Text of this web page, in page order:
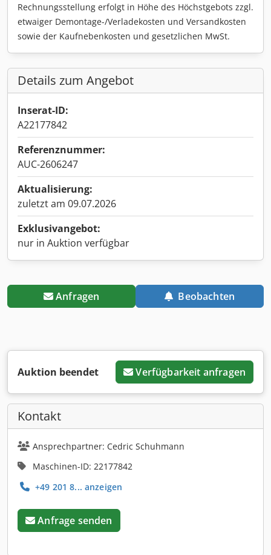
Rechnungsstellung erfolgt in Höhe des Höchstgebots zzgl.
etwaiger Demontage-/Verladekosten und Versandkosten
sowie der Kaufnebenkosten und gesetzlichen MwSt.
Details zum Angebot
Inserat-ID:
A22177842
Referenznummer:
AUC-2606247
Aktualisierung:
zuletzt am 09.07.2026
Exklusivangebot:
nur in Auktion verfügbar
Anfragen Beobachten
Auktion beendet Verfügbarkeit anfragen
Kontakt
Ansprechpartner: Cedric Schuhmann
Maschinen-ID: 22177842
+49 201 8... anzeigen
Anfrage senden